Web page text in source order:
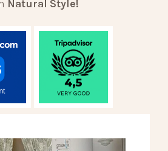
Natural Style!